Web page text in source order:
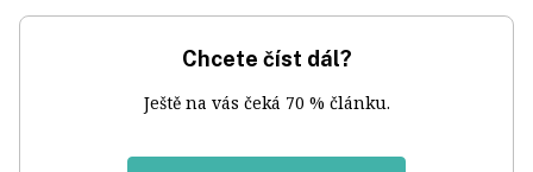
Chcete číst dál?
Ještě na vás čeká 70 % článku.